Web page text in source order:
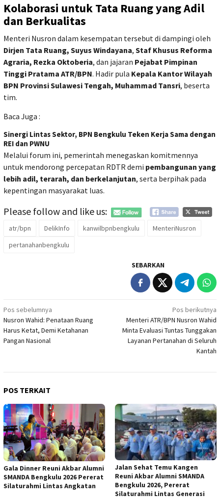
Kolaborasi untuk Tata Ruang yang Adil
dan Berkualitas
Menteri Nusron dalam kesempatan tersebut di dampingi oleh
Dirjen Tata Ruang, Suyus Windayana, Staf Khusus Reforma
Agraria, Rezka Oktoberia, dan jajaran Pejabat Pimpinan
Tinggi Pratama ATR/BPN. Hadir pula Kepala Kantor Wilayah
BPN Provinsi Sulawesi Tengah, Muhammad Tansri, beserta
tim.
Baca Juga :
Sinergi Lintas Sektor, BPN Bengkulu Teken Kerja Sama dengan
REI dan PWNU
Melalui forum ini, pemerintah menegaskan komitmennya
untuk mendorong percepatan RDTR demi pembangunan yang
lebih adil, terarah, dan berkelanjutan, serta berpihak pada
kepentingan masyarakat luas.
Please follow and like us:
atr/bpn DelikInfo kanwilbpnbengkulu
MenteriNusron
pertanahanbengkulu
SEBARKAN
Navigasi
pos
Pos sebelumnya
Nusron Wahid: Penataan Ruang
Harus Ketat, Demi Ketahanan
Pangan Nasional
Pos berikutnya
Menteri ATR/BPN Nusron Wahid
Minta Evaluasi Tuntas Tunggakan
Layanan Pertanahan di Seluruh
Kantah
POS TERKAIT
Gala Dinner Reuni Akbar Alumni
SMANDA Bengkulu 2026 Pererat
Silaturahmi Lintas Angkatan
Jalan Sehat Temu Kangen
Reuni Akbar Alumni SMANDA
Bengkulu 2026, Pererat
Silaturahmi Lintas Generasi